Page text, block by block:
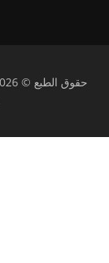
حقوق الطبع © 2026 منصة المدرسة الذكية الفلسطينية